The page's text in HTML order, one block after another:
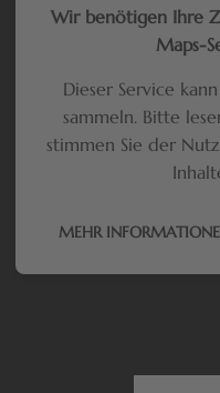
Wir benötigen Ihre
Maps-
Dieser Service
sammeln. Bitte
stimmen Sie der
MEHR